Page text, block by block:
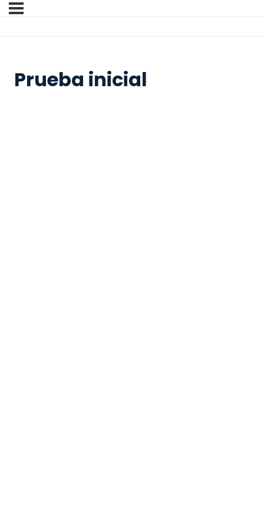
Prueba inicial